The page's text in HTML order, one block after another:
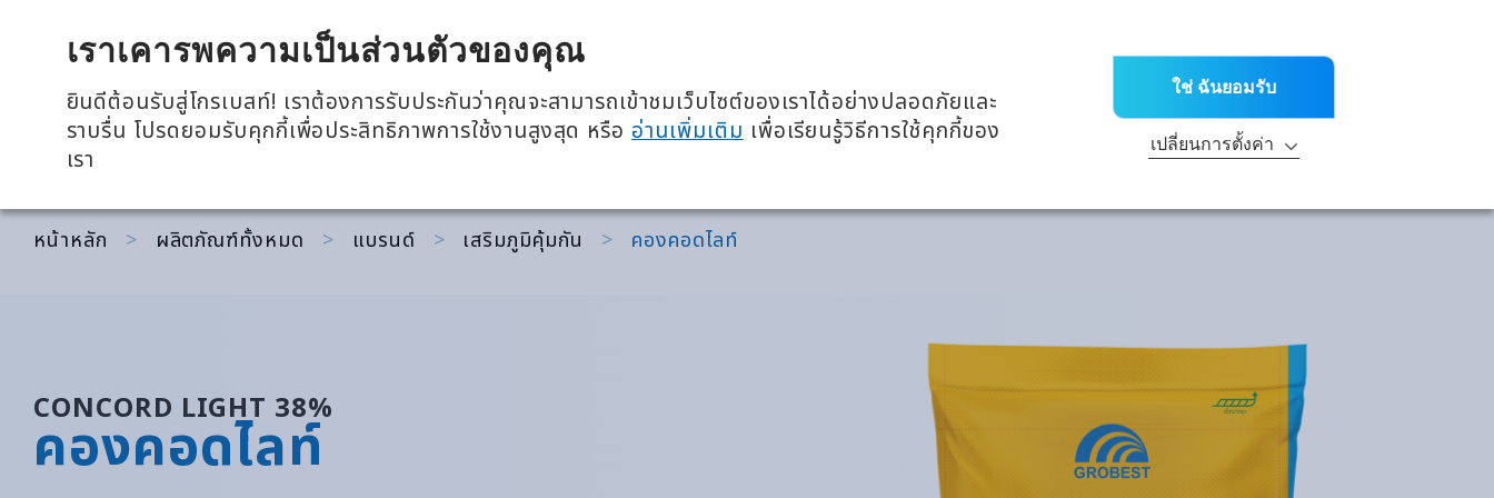
เราเคารพความเป็นส่วนตัวของคุณ
ยินดีต้อนรับสู่โกรเบสท์! เราต้องการรับประกันว่าคุณจะสามารถเข้าชมเว็บไซต์ของเราได้อย่างปลอดภัยและ
ราบรื่น โปรดยอมรับคุกกี้เพื่อประสิทธิภาพการใช้งานสูงสุด หรืออ่านเพิ่มเติมเพื่อเรียนรู้วิธีการใช้คุกกี้ของ
เรา
ใช่ ฉันยอมรับ
เปลี่ยนการตั้งค่า
全興國際水產股份有限公司
R&D
บริการด้านเทคนิค
ผลิตภัณฑ์
เกี่ยวกับเรา
ย้อนกลับ
หน้าหลัก > ผลิตภัณฑ์ทั้งหมด > แบรนด์ > เสริมภูมิคุ้มกัน > คองคอดไลท์
CONCORD LIGHT 38%
คองคอดไลท์